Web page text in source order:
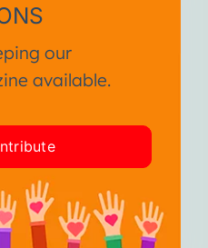
our
available.